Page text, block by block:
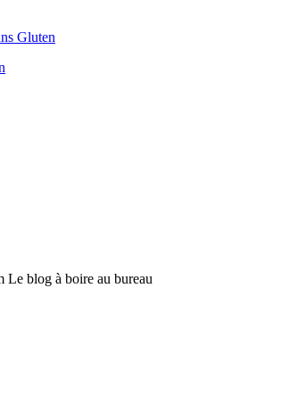
Le blog à boire au bureau